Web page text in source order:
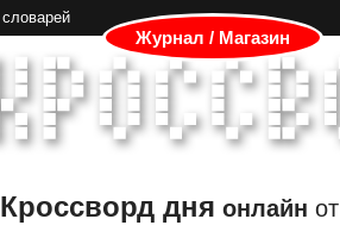
Журнал / Магазин
Кроссворд дня онлайн от